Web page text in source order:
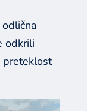
odkrili
preteklost